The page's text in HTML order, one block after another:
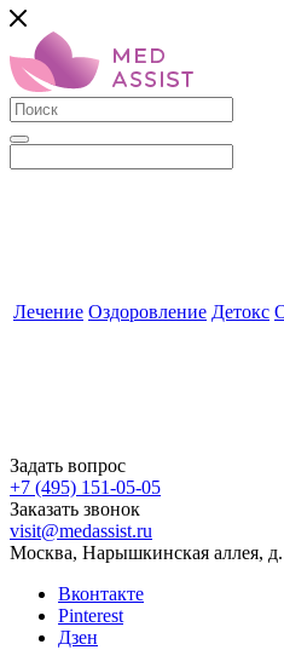
Лечение Оздоровление Детокс
Задать вопрос
+7 (495) 151-05-05
Заказать звонок
visit@medassist.ru
Москва, Нарышкинская аллея,
Вконтакте
Pinterest
Дзен